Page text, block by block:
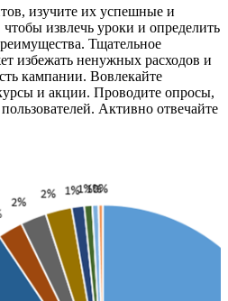
изучите их успешные и
извлечь уроки и определить
Тщательное
избежать ненужных расходов и
кампании. Вовлекайте
и акции. Проводите опросы,
Активно отвечайте